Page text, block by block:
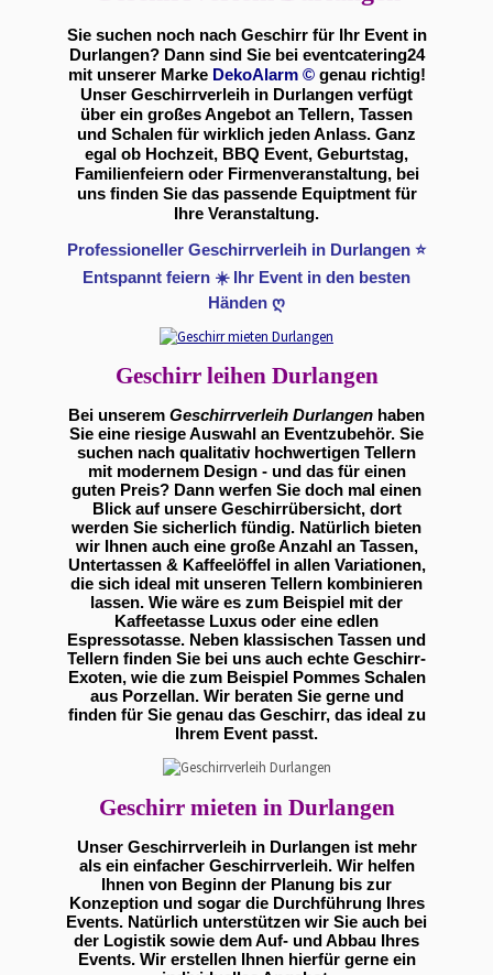
Sie suchen noch nach Geschirr für Ihr Event in
Durlangen? Dann sind Sie bei eventcatering24
mit unserer Marke DekoAlarm ©genau richtig!
Unser Geschirrverleih in Durlangen verfügt
über ein großes Angebot an Tellern, Tassen
und Schalen für wirklich jeden Anlass. Ganz
egal ob Hochzeit, BBQ Event, Geburtstag,
Familienfeiern oder Firmenveranstaltung, bei
uns finden Sie das passende Equiptment für
Ihre Veranstaltung.
Professioneller Geschirrverleih in Durlangen ⭐
Entspannt feiern ☀️ Ihr Event in den besten
Händen ღ
Geschirr leihen Durlangen
Bei unserem Geschirrverleih Durlangen haben
Sie eine riesige Auswahl an Eventzubehör. Sie
suchen nach qualitativ hochwertigen Tellern
mit modernem Design - und das für einen
guten Preis? Dann werfen Sie doch mal einen
Blick auf unsere Geschirrübersicht, dort
werden Sie sicherlich fündig. Natürlich bieten
wir Ihnen auch eine große Anzahl an Tassen,
Untertassen & Kaffeelöffel in allen Variationen,
die sich ideal mit unseren Tellern kombinieren
lassen. Wie wäre es zum Beispiel mit der
Kaffeetasse Luxus oder eine edlen
Espressotasse. Neben klassischen Tassen und
Tellern finden Sie bei uns auch echte Geschirr-
Exoten, wie die zum Beispiel Pommes Schalen
aus Porzellan. Wir beraten Sie gerne und
finden für Sie genau das Geschirr, das ideal zu
Ihrem Event passt.
Geschirr mieten in Durlangen
Unser Geschirrverleih in Durlangen ist mehr
als ein einfacher Geschirrverleih. Wir helfen
Ihnen von Beginn der Planung bis zur
Konzeption und sogar die Durchführung Ihres
Events. Natürlich unterstützen wir Sie auch bei
der Logistik sowie dem Auf- und Abbau Ihres
Events. Wir erstellen Ihnen hierfür gerne ein